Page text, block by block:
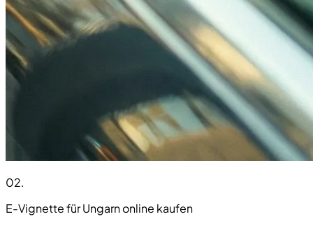
02.
E-Vignette für Ungarn online kaufen